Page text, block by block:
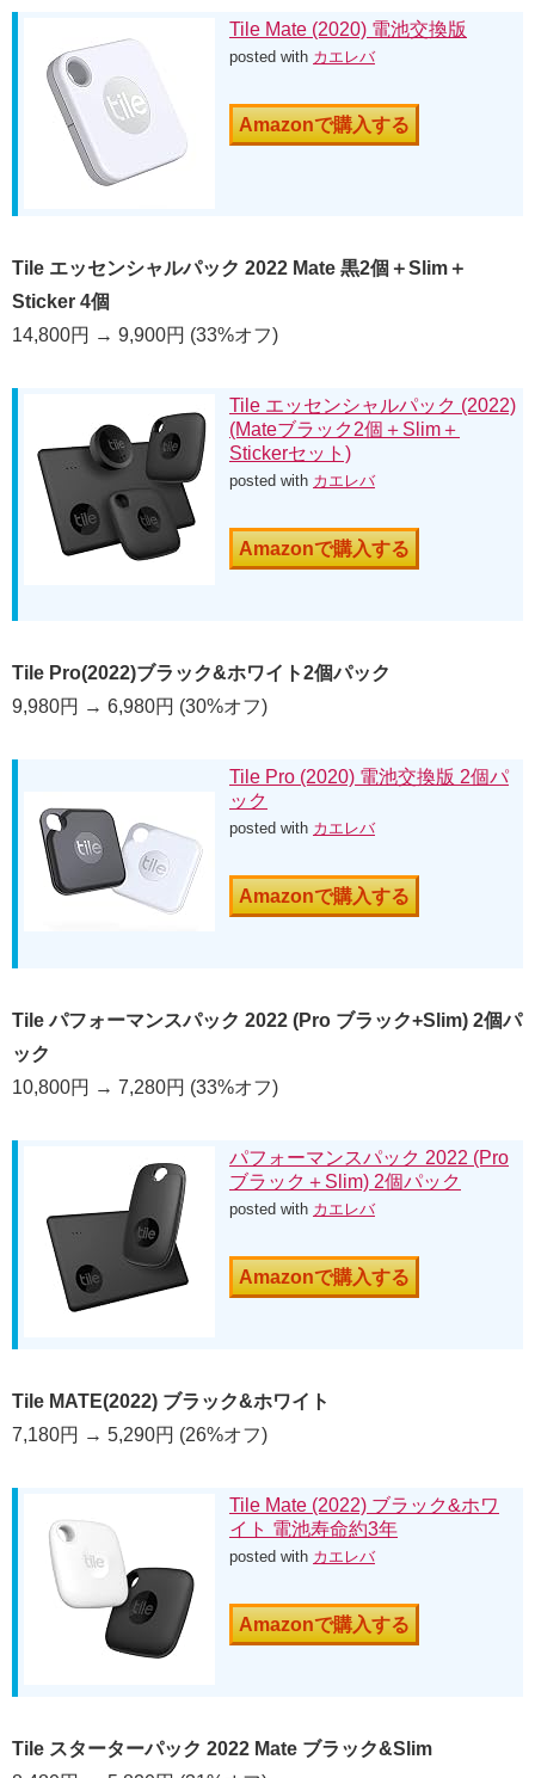
Tile Mate (2020) 電池交換版
posted with カエレバ
Amazonで購入する
Tile エッセンシャルパック 2022 Mate 黒2個＋Slim＋
Sticker 4個
14,800円 → 9,900円 (33%オフ)
Tile エッセンシャルパック (2022)
(Mateブラック2個＋Slim＋
Stickerセット)
posted with カエレバ
Amazonで購入する
Tile Pro(2022)ブラック&ホワイト2個パック
9,980円 → 6,980円 (30%オフ)
Tile Pro (2020) 電池交換版 2個パ
ック
posted with カエレバ
Amazonで購入する
Tile パフォーマンスパック 2022 (Pro ブラック+Slim) 2個パ
ック
10,800円 → 7,280円 (33%オフ)
パフォーマンスパック 2022 (Pro
ブラック＋Slim) 2個パック
posted with カエレバ
Amazonで購入する
Tile MATE(2022) ブラック&ホワイト
7,180円 → 5,290円 (26%オフ)
Tile Mate (2022) ブラック&ホワ
イト 電池寿命約3年
posted with カエレバ
Amazonで購入する
Tile スターターパック 2022 Mate ブラック&Slim